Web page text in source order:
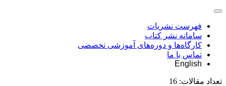
فهرست نشریات
سامانه نشر کتاب
کارگاه‌ها و دوره‌های آموزشی تخصصی
تماس با ما
English
تعداد مقالات: 16